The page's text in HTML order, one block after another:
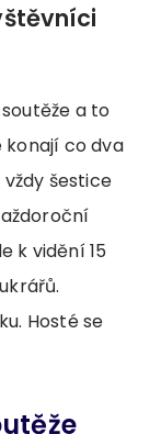
a to
konají co dva
šestice
k vidění 15
Hosté se